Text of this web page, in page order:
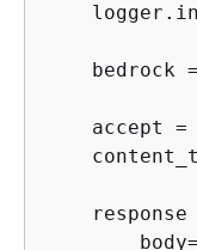
bedrock
    accept =
response